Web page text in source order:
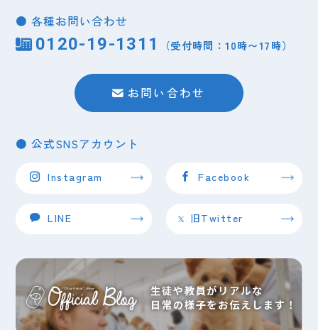
2026.06.22
イベント インスタ投稿 受験生向け
【イベント情報】
2026.06.10
（水）
イベント インスタ投稿 受験生向け
2022.08.06
卒業生向け
【重要】９月４日までに愛玩動物看護師予備試験に係
る証明書「様式４」が必要な方へご案内
2024.08.30
在校生向け
【在校生連絡】台風１０号の本校の対応について
2024.02.06
（火）
在校生向け
2026.08.01
インスタ投稿
こんにちは🌞
2026.07.30
（木）
インスタ投稿
● 各種お問い合わせ
0120-19-1311 （受付時間：10時〜17時）
お問い合わせ
● 公式SNSアカウント
Instagram Facebook
LINE 旧Twitter